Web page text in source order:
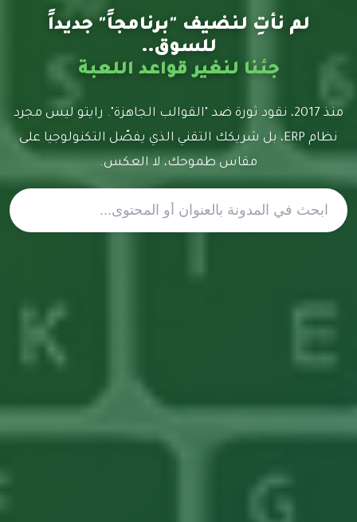
لم نأتِ لنضيف "برنامجاً" جديداً
للسوق..
جئنا لنغير قواعد اللعبة
منذ 2017، نقود ثورة ضد "القوالب الجاهزة". رايتو ليس مجرد
نظام ERP، بل شريكك التقني الذي يفصّل التكنولوجيا على
مقاس طموحك، لا العكس.